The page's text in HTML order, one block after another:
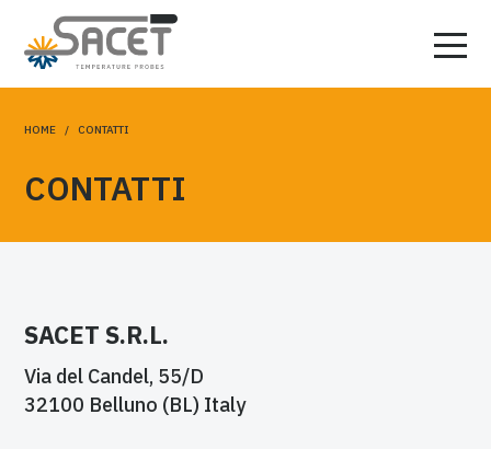
HOME/ CONTATTI
CONTATTI
SACET S.R.L.
Via del Candel, 55/D
32100 Belluno (BL) Italy